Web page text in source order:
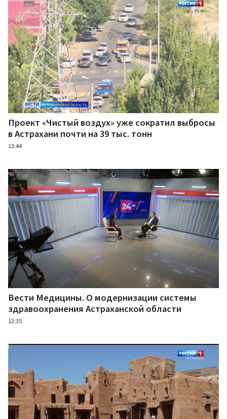
Проект «Чистый воздух» уже сократил выбросы
в Астрахани почти на 39 тыс. тонн
13:44
Вести Медицины. О модернизации системы
здравоохранения Астраханской области
12:35